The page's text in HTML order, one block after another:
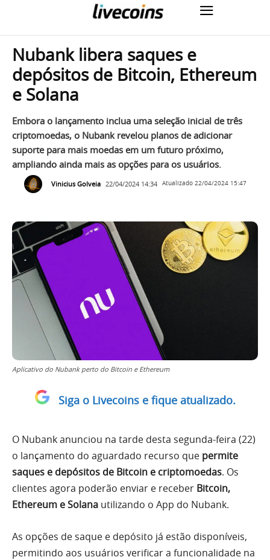
Nubank libera saques e
depósitos de Bitcoin, Ethereum
e Solana
Embora o lançamento inclua uma seleção inicial de três
criptomoedas, o Nubank revelou planos de adicionar
suporte para mais moedas em um futuro próximo,
ampliando ainda mais as opções para os usuários.
Vinicius Golveia 22/04/2024 14:34 Atualizado 22/04/2024 15:47
Aplicativo do Nubank perto do Bitcoin e Ethereum
Siga o Livecoins e fique atualizado.
O Nubank anunciou na tarde desta segunda-feira (22)
o lançamento do aguardado recurso que permite
saques e depósitos de Bitcoin e criptomoedas. Os
clientes agora poderão enviar e receber Bitcoin,
Ethereum e Solana utilizando o App do Nubank.
As opções de saque e depósito já estão disponíveis,
permitindo aos usuários verificar a funcionalidade na